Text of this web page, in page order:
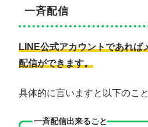
一斉配信
LINE公式アカウントであれば
配信ができます。
具体的に言いますと以下のこ
一斉配信出来ること